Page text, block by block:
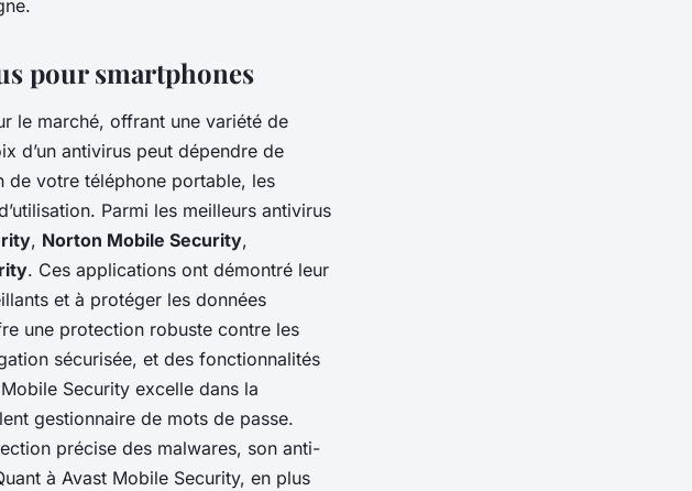
pour smartphones
le marché, offrant une variété de
d’un antivirus peut dépendre de
de votre téléphone portable, les
Parmi les meilleurs antivirus
, Norton Mobile Security,
. Ces applications ont démontré leur
et à protéger les données
une protection robuste contre les
sécurisée, et des fonctionnalités
Security excelle dans la
gestionnaire de mots de passe.
précise des malwares, son anti-
à Avast Mobile Security, en plus